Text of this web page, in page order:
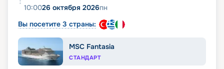
10:0026 октября 2026пн
Вы посетите 3 страны:
MSC Fantasia
СТАНДАРТ